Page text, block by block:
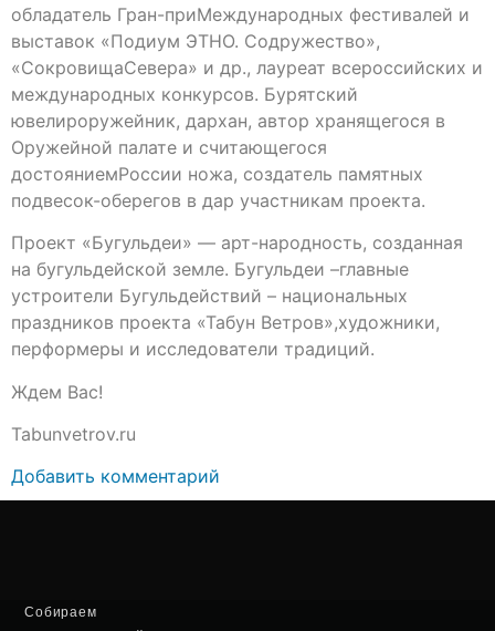
обладатель Гран-приМеждународных фестивалей и
выставок «Подиум ЭТНО. Содружество»,
«СокровищаСевера» и др., лауреат всероссийских и
международных конкурсов. Бурятский
ювелироружейник, дархан, автор хранящегося в
Оружейной палате и считающегося
достояниемРоссии ножа, создатель памятных
подвесок-оберегов в дар участникам проекта.
Проект «Бугульдеи» — арт-народность, созданная
на бугульдейской земле. Бугульдеи –главные
устроители Бугульдействий – национальных
праздников проекта «Табун Ветров»,художники,
перформеры и исследователи традиций.
Ждем Вас!
Tabunvetrov.ru
Добавить комментарий
Собираем